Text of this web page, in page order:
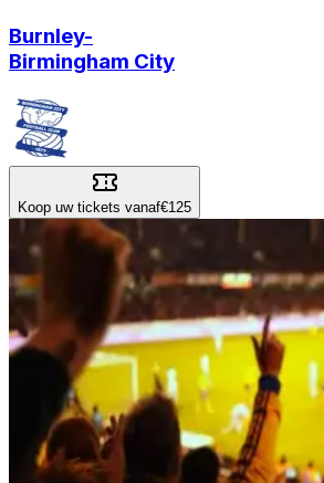
Burnley-
Birmingham City
Koop uw tickets vanaf€125